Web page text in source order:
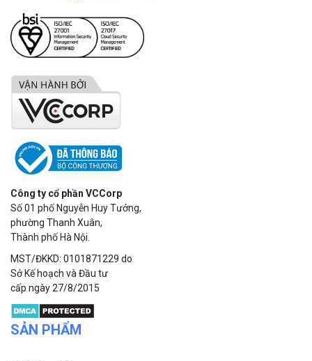
Công ty cổ phần VCCorp
Số 01 phố Nguyễn Huy Tưởng,
phường Thanh Xuân,
Thành phố Hà Nội.
MST/ĐKKD: 0101871229 do
Sở Kế hoạch và Đầu tư
cấp ngày 27/8/2015
SẢN PHẨM